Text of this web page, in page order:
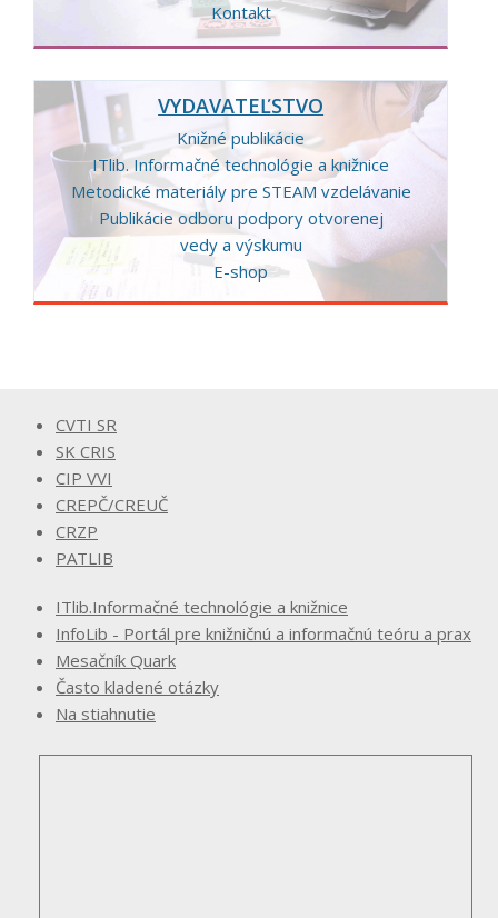
Kontakt
VYDAVATEĽSTVO
Knižné publikácie
ITlib. Informačné technológie a knižnice
Metodické materiály pre STEAM vzdelávanie
Publikácie odboru podpory otvorenej
vedy a výskumu
E-shop
CVTI SR
SK CRIS
CIP VVI
CREPČ/CREUČ
CRZP
PATLIB
ITlib.Informačné technológie a knižnice
InfoLib - Portál pre knižničnú a informačnú teóru a prax
Mesačník Quark
Často kladené otázky
Na stiahnutie